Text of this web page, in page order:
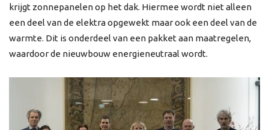
krijgt zonnepanelen op het dak. Hiermee wordt niet alleen
een deel van de elektra opgewekt maar ook een deel van de
warmte. Dit is onderdeel van een pakket aan maatregelen,
waardoor de nieuwbouw energieneutraal wordt.